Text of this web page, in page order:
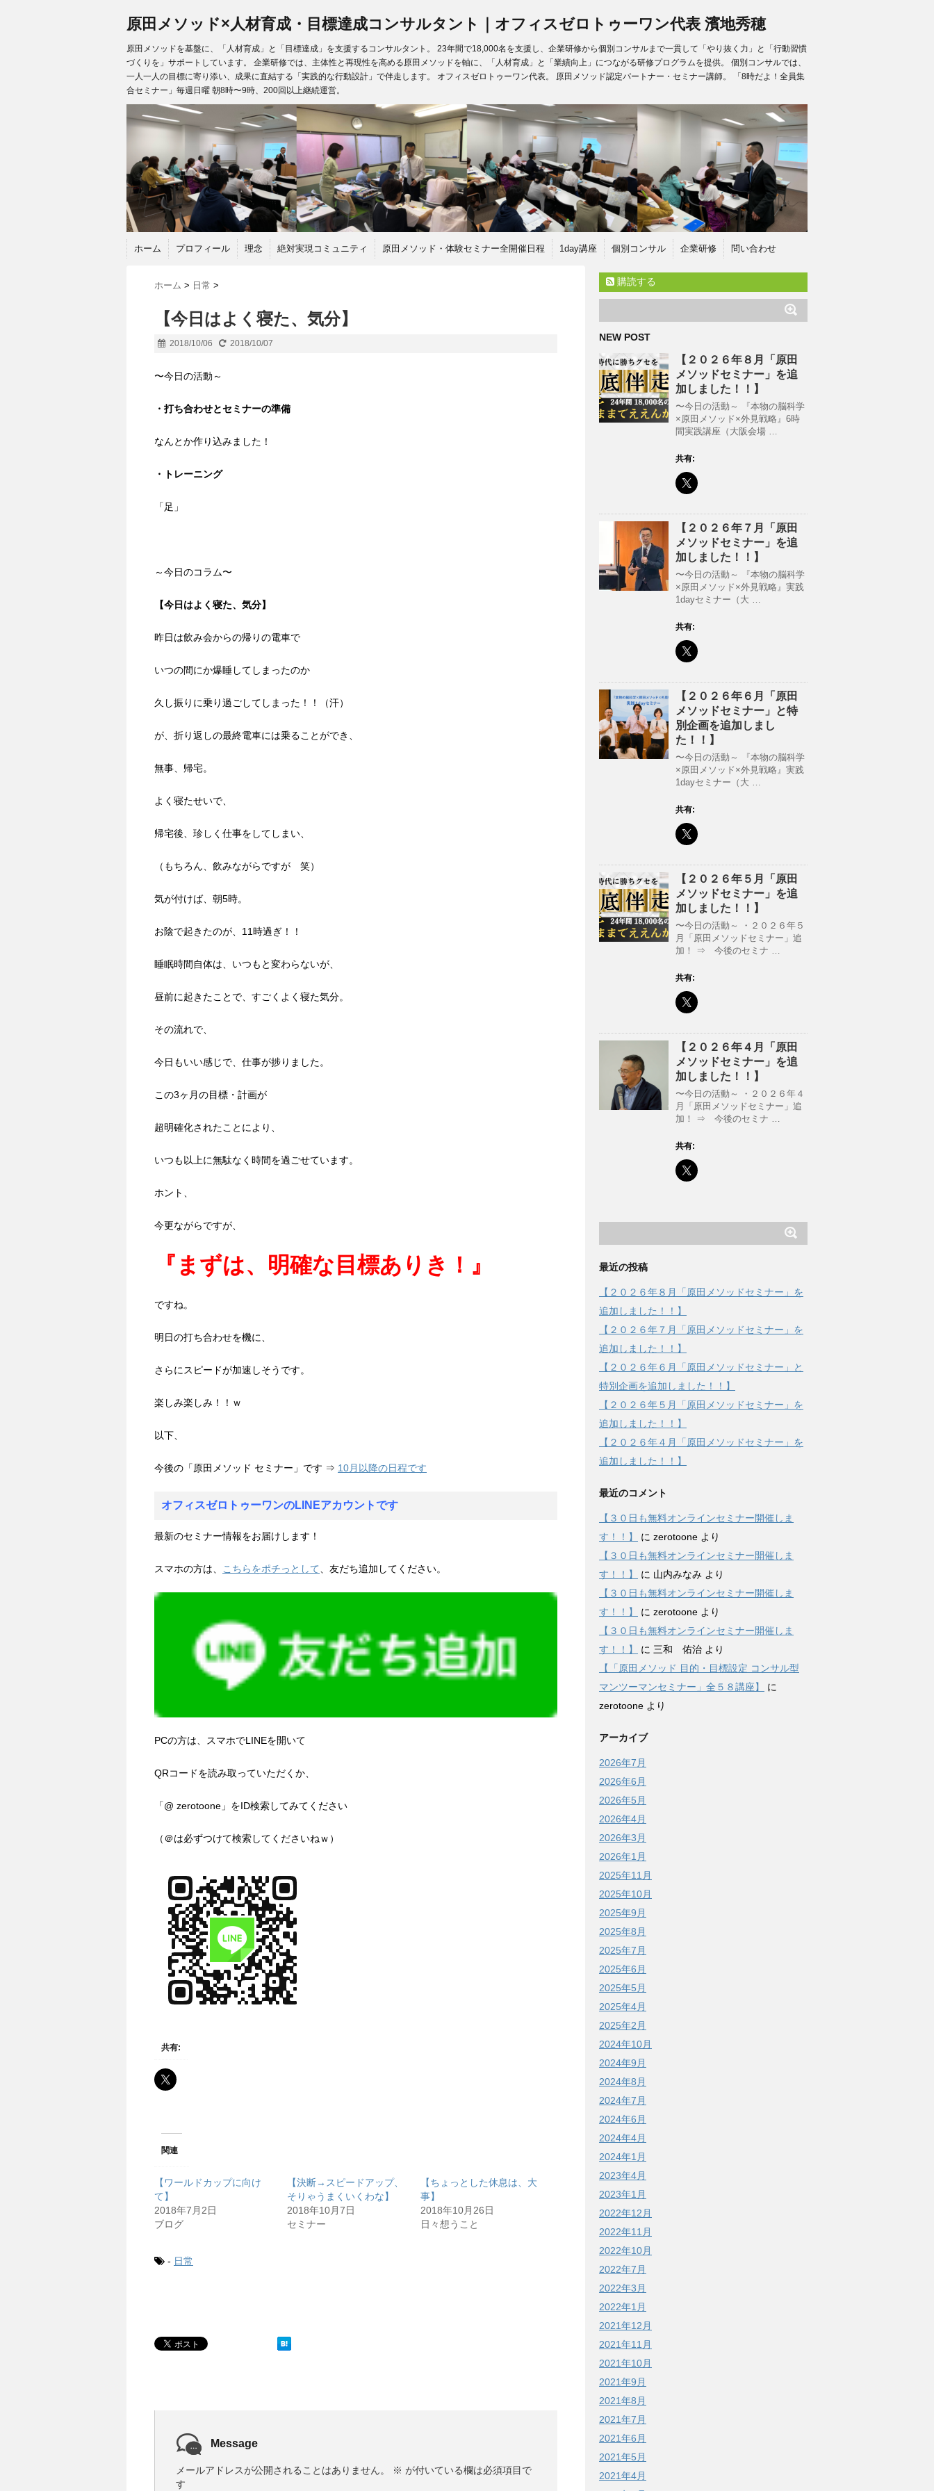
原田メソッド×人材育成・目標達成コンサルタント｜オフィスゼロトゥーワン代表 濱地秀穂
原田メソッドを基盤に、「人材育成」と「目標達成」を支援するコンサルタント。 23年間で18,000名を支援し、企業研修から個別コンサルまで一貫して「やり抜く力」と「行動習慣
づくりを」サポートしています。 企業研修では、主体性と再現性を高める原田メソッドを軸に、「人材育成」と「業績向上」につながる研修プログラムを提供。 個別コンサルでは、
一人一人の目標に寄り添い、成果に直結する「実践的な行動設計」で伴走します。 オフィスゼロトゥーワン代表。 原田メソッド認定パートナー・セミナー講師。 「8時だよ！全員集
合セミナー」毎週日曜 朝8時〜9時、200回以上継続運営。
ホーム プロフィール 理念 絶対実現コミュニティ 原田メソッド・体験セミナー全開催日程 1day講座 個別コンサル 企業研修 問い合わせ
ホーム > 日常 >
【今日はよく寝た、気分】
2018/10/06 2018/10/07
〜今日の活動～
・打ち合わせとセミナーの準備
なんとか作り込みました！
・トレーニング
「足」
～今日のコラム〜
【今日はよく寝た、気分】
昨日は飲み会からの帰りの電車で
いつの間にか爆睡してしまったのか
久し振りに乗り過ごしてしまった！！（汗）
が、折り返しの最終電車には乗ることができ、
無事、帰宅。
よく寝たせいで、
帰宅後、珍しく仕事をしてしまい、
（もちろん、飲みながらですが 笑）
気が付けば、朝5時。
お陰で起きたのが、11時過ぎ！！
睡眠時間自体は、いつもと変わらないが、
昼前に起きたことで、すごくよく寝た気分。
その流れで、
今日もいい感じで、仕事が捗りました。
この3ヶ月の目標・計画が
超明確化されたことにより、
いつも以上に無駄なく時間を過ごせています。
ホント、
今更ながらですが、
『まずは、明確な目標ありき！』
ですね。
明日の打ち合わせを機に、
さらにスピードが加速しそうです。
楽しみ楽しみ！！ｗ
以下、
今後の「原田メソッド セミナー」です ⇒ 10月以降の日程です
オフィスゼロトゥーワンのLINEアカウントです
最新のセミナー情報をお届けします！
スマホの方は、 こちらをポチっとして 、友だち追加してください。
PCの方は、スマホでLINEを開いて
QRコードを読み取っていただくか、
「@ zerotoone」をID検索してみてください
（＠は必ずつけて検索してくださいねｗ）
共有:
関連
【ワールドカップに向け
て】
2018年7月2日
ブログ
【決断→スピードアップ、
そりゃうまくいくわな】
2018年10月7日
セミナー
【ちょっとした休息は、大
事】
2018年10月26日
日々想うこと
- 日常
Message
メールアドレスが公開されることはありません。 ※ が付いている欄は必須項目で
す
購読する
NEW POST
【２０２６年８月「原田
メソッドセミナー」を追
加しました！！】
〜今日の活動～ 『本物の脳科学
×原田メソッド×外見戦略』6時
間実践講座（大阪会場 …
共有:
【２０２６年７月「原田
メソッドセミナー」を追
加しました！！】
〜今日の活動～ 『本物の脳科学
×原田メソッド×外見戦略』実践
1dayセミナー（大 …
共有:
【２０２６年６月「原田
メソッドセミナー」と特
別企画を追加しまし
た！！】
〜今日の活動～ 『本物の脳科学
×原田メソッド×外見戦略』実践
1dayセミナー（大 …
共有:
【２０２６年５月「原田
メソッドセミナー」を追
加しました！！】
〜今日の活動～ ・２０２６年５
月「原田メソッドセミナー」追
加！ ⇒ 今後のセミナ …
共有:
【２０２６年４月「原田
メソッドセミナー」を追
加しました！！】
〜今日の活動～ ・２０２６年４
月「原田メソッドセミナー」追
加！ ⇒ 今後のセミナ …
共有:
最近の投稿
【２０２６年８月「原田メソッドセミナー」を
追加しました！！】
【２０２６年７月「原田メソッドセミナー」を
追加しました！！】
【２０２６年６月「原田メソッドセミナー」と
特別企画を追加しました！！】
【２０２６年５月「原田メソッドセミナー」を
追加しました！！】
【２０２６年４月「原田メソッドセミナー」を
追加しました！！】
最近のコメント
【３０日も無料オンラインセミナー開催しま
す！！】
に zerotoone より
【３０日も無料オンラインセミナー開催しま
す！！】
に 山内みなみ より
【３０日も無料オンラインセミナー開催しま
す！！】
に zerotoone より
【３０日も無料オンラインセミナー開催しま
す！！】
に 三和 佑治 より
【「原田メソッド 目的・目標設定 コンサル型
マンツーマンセミナー」全５８講座】
に
zerotoone より
アーカイブ
2026年7月
2026年6月
2026年5月
2026年4月
2026年3月
2026年1月
2025年11月
2025年10月
2025年9月
2025年8月
2025年7月
2025年6月
2025年5月
2025年4月
2025年2月
2024年10月
2024年9月
2024年8月
2024年7月
2024年6月
2024年4月
2024年1月
2023年4月
2023年1月
2022年12月
2022年11月
2022年10月
2022年7月
2022年3月
2022年1月
2021年12月
2021年11月
2021年10月
2021年9月
2021年8月
2021年7月
2021年6月
2021年5月
2021年4月